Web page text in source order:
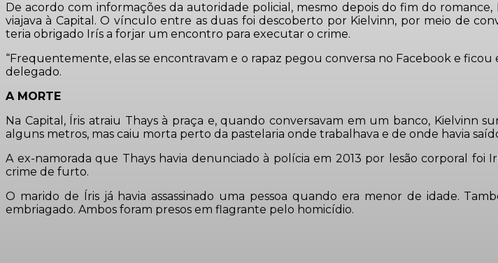
De acordo com informações da autoridade policial, mesmo depois do fim do
viajava à Capital. O vínculo entre as duas foi descoberto por Kielvinn, por meio de
teria obrigado Irís a forjar um encontro para executar o crime.
“Frequentemente, elas se encontravam e o rapaz pegou conversa no Facebook e
delegado.
A MORTE
Na Capital, Íris atraiu Thays à praça e, quando conversavam em um banco,
alguns metros, mas caiu morta perto da pastelaria onde trabalhava e de onde havia
A ex-namorada que Thays havia denunciado à polícia em 2013 por lesão corporal foi
crime de furto.
O marido de Íris já havia assassinado uma pessoa quando era menor de idade.
embriagado. Ambos foram presos em flagrante pelo homicídio.